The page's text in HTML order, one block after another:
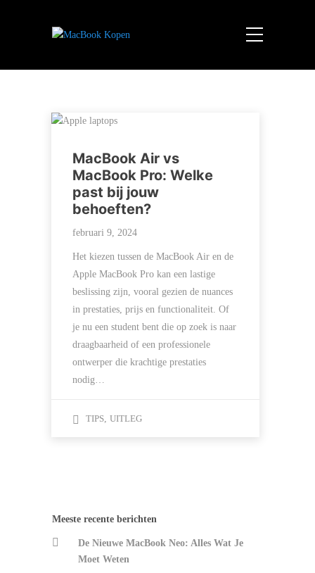
MacBook Air vs
MacBook Pro: Welke
past bij jouw
behoeften?
februari 9, 2024
Het kiezen tussen de MacBook Air en de
Apple MacBook Pro kan een lastige
beslissing zijn, vooral gezien de nuances
in prestaties, prijs en functionaliteit. Of
je nu een student bent die op zoek is naar
draagbaarheid of een professionele
ontwerper die krachtige prestaties
nodig…
TIPS, UITLEG
Meeste recente berichten
De Nieuwe MacBook Neo: Alles Wat Je
Moet Weten